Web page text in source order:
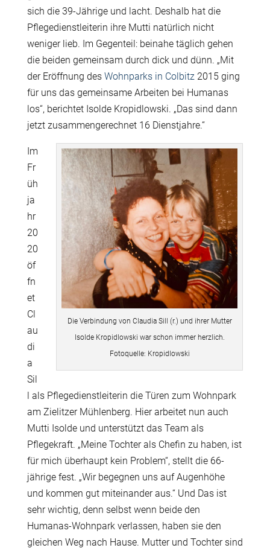
sich die 39-Jährige und lacht. Deshalb hat die
Pflegedienstleiterin ihre Mutti natürlich nicht
weniger lieb. Im Gegenteil: beinahe täglich gehen
die beiden gemeinsam durch dick und dünn. „Mit
der Eröffnung des Wohnparks in Colbitz2015 ging
für uns das gemeinsame Arbeiten bei Humanas
los“, berichtet Isolde Kropidlowski. „Das sind dann
jetzt zusammengerechnet 16 Dienstjahre.“
Die Verbindung von Claudia Sill (r.) und ihrer Mutter
Isolde Kropidlowski war schon immer herzlich.
Fotoquelle: Kropidlowski
Im
Fr
üh
ja
hr
20
20
öf
fn
et
Cl
au
di
a
Sil
l als Pflegedienstleiterin die Türen zum Wohnpark
am Zielitzer Mühlenberg. Hier arbeitet nun auch
Mutti Isolde und unterstützt das Team als
Pflegekraft. „Meine Tochter als Chefin zu haben, ist
für mich überhaupt kein Problem“, stellt die 66-
jährige fest. „Wir begegnen uns auf Augenhöhe
und kommen gut miteinander aus.“ Und Das ist
sehr wichtig, denn selbst wenn beide den
Humanas-Wohnpark verlassen, haben sie den
gleichen Weg nach Hause. Mutter und Tochter sind